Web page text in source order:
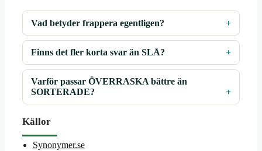
Vad betyder frappera egentligen?
Finns det fler korta svar än SLÅ?
Varför passar ÖVERRASKA bättre än
SORTERADE?
Källor
Synonymer.se